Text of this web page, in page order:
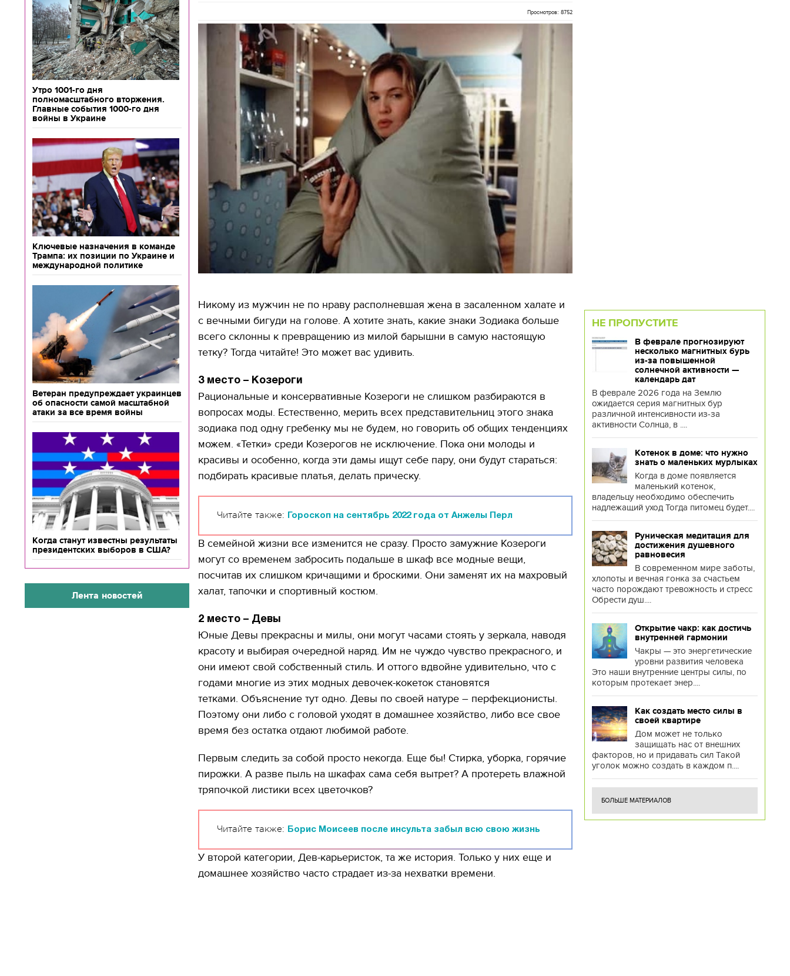
Утро 1001-го дня
полномасштабного вторжения.
Главные события 1000-го дня
войны в Украине
Ключевые назначения в команде
Трампа: их позиции по Украине и
международной политике
Ветеран предупреждает украинцев
об опасности самой масштабной
атаки за все время войны
Когда станут известны результаты
президентских выборов в США?
Лента новостей
Просмотров: 8752
Никому из мужчин не по нраву располневшая жена в засаленном халате и
с вечными бигуди на голове. А хотите знать, какие знаки Зодиака больше
всего склонны к превращению из милой барышни в самую настоящую
тетку? Тогда читайте! Это может вас удивить.
3 место – Козероги
Рациональные и консервативные Козероги не слишком разбираются в
вопросах моды. Естественно, мерить всех представительниц этого знака
зодиака под одну гребенку мы не будем, но говорить об общих тенденциях
можем. «Тетки» среди Козерогов не исключение. Пока они молоды и
красивы и особенно, когда эти дамы ищут себе пару, они будут стараться:
подбирать красивые платья, делать прическу.
Читайте также: Гороскоп на сентябрь 2022 года от Анжелы Перл
В семейной жизни все изменится не сразу. Просто замужние Козероги
могут со временем забросить подальше в шкаф все модные вещи,
посчитав их слишком кричащими и броскими. Они заменят их на махровый
халат, тапочки и спортивный костюм.
2 место – Девы
Юные Девы прекрасны и милы, они могут часами стоять у зеркала, наводя
красоту и выбирая очередной наряд. Им не чуждо чувство прекрасного, и
они имеют свой собственный стиль. И оттого вдвойне удивительно, что с
годами многие из этих модных девочек-кокеток становятся
тетками. Объяснение тут одно. Девы по своей натуре – перфекционисты.
Поэтому они либо с головой уходят в домашнее хозяйство, либо все свое
время без остатка отдают любимой работе.
Первым следить за собой просто некогда. Еще бы! Стирка, уборка, горячие
пирожки. А разве пыль на шкафах сама себя вытрет? А протереть влажной
тряпочкой листики всех цветочков?
Читайте также: Борис Моисеев после инсульта забыл всю свою жизнь
У второй категории, Дев-карьеристок, та же история. Только у них еще и
домашнее хозяйство часто страдает из-за нехватки времени.
НЕ ПРОПУСТИТЕ
В феврале прогнозируют
несколько магнитных бурь
из-за повышенной
солнечной активности —
календарь дат
В феврале 2026 года на Землю
ожидается серия магнитных бур
различной интенсивности из-за
активности Солнца, в ....
Котенок в доме: что нужно
знать о маленьких мурлыках
Когда в доме появляется
маленький котенок,
владельцу необходимо обеспечить
надлежащий уход Тогда питомец будет....
Руническая медитация для
достижения душевного
равновесия
В современном мире заботы,
хлопоты и вечная гонка за счастьем
часто порождают тревожность и стресс
Обрести душ....
Открытие чакр: как достичь
внутренней гармонии
Чакры — это энергетические
уровни развития человека
Это наши внутренние центры силы, по
которым протекает энер....
Как создать место силы в
своей квартире
Дом может не только
защищать нас от внешних
факторов, но и придавать сил Такой
уголок можно создать в каждом п....
БОЛЬШЕ МАТЕРИАЛОВ